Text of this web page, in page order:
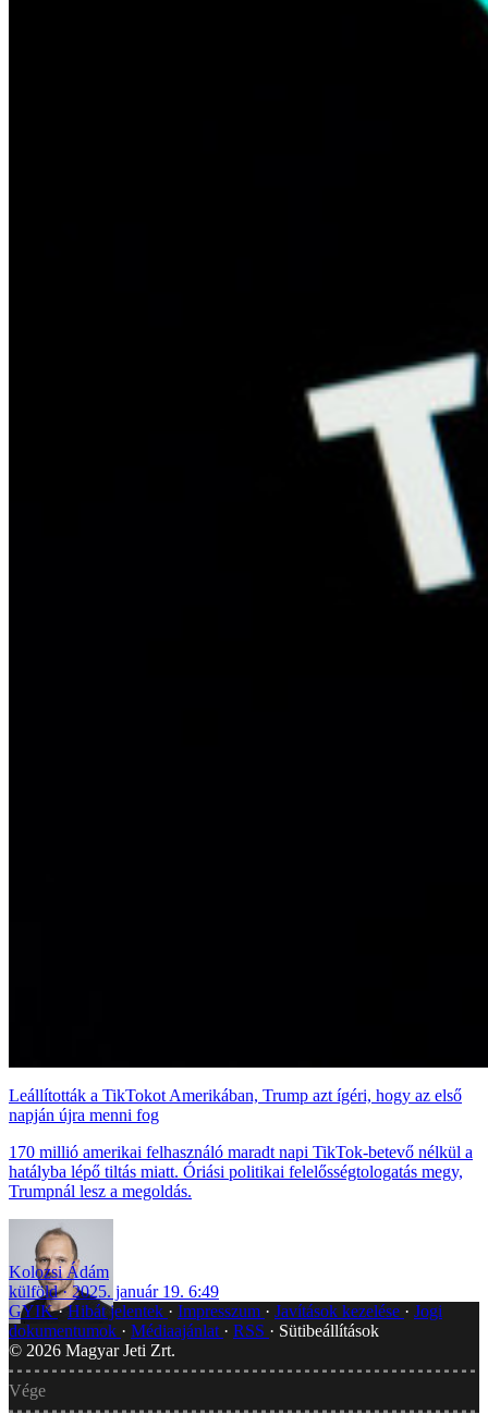
Leállították a TikTokot Amerikában, Trump azt ígéri, hogy az első
napján újra menni fog
170 millió amerikai felhasználó maradt napi TikTok-betevő nélkül a
hatályba lépő tiltás miatt. Óriási politikai felelősségtologatás megy,
Trumpnál lesz a megoldás.
Kolozsi Ádám
külföld
2025. január 19. 6:49
GYIK Hibát jelentek Impresszum Javítások kezelése
Jogi
dokumentumok
Médiaajánlat RSS
Sütibeállítások
© 2026 Magyar Jeti Zrt.
Vége